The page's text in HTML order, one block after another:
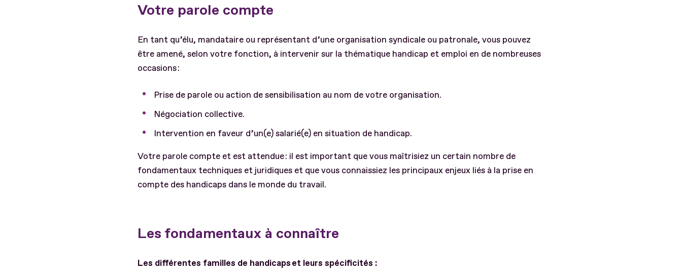
Votre parole compte
En tant qu’élu, mandataire ou représentant d’une organisation syndicale ou patronale, vous pouvez
être amené, selon votre fonction, à intervenir sur la thématique handicap et emploi en de nombreuses
occasions :
Prise de parole ou action de sensibilisation au nom de votre organisation.
Négociation collective.
Intervention en faveur d’un(e) salarié(e) en situation de handicap.
Votre parole compte et est attendue : il est important que vous maîtrisiez un certain nombre de
fondamentaux techniques et juridiques et que vous connaissiez les principaux enjeux liés à la prise en
compte des handicaps dans le monde du travail.
Les fondamentaux à connaître
Les différentes familles de handicaps et leurs spécificités :